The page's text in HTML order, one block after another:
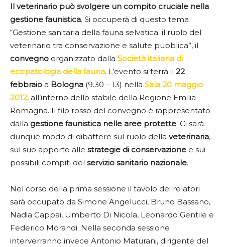
Il veterinario può svolgere un compito cruciale nella
gestione faunistica. Si occuperà di questo tema
“Gestione sanitaria della fauna selvatica: il ruolo del
veterinario tra conservazione e salute pubblica”, il
convegno organizzato dalla Società italiana di
ecopatologia della fauna. L’evento si terrà il 22
febbraio a Bologna (9.30 – 13) nella Sala 20 maggio
2012, all’interno dello stabile della Regione Emilia
Romagna. Il filo rosso del convegno è rappresentato
dalla gestione faunistica nelle aree protette. Ci sarà
dunque modo di dibattere sul ruolo della veterinaria,
sul suo apporto alle strategie di conservazione e sui
possibili compiti del servizio sanitario nazionale.
Nel corso della prima sessione il tavolo dei relatori
sarà occupato da Simone Angelucci, Bruno Bassano,
Nadia Cappai, Umberto Di Nicola, Leonardo Gentile e
Federico Morandi. Nella seconda sessione
interverranno invece Antonio Maturani, dirigente del